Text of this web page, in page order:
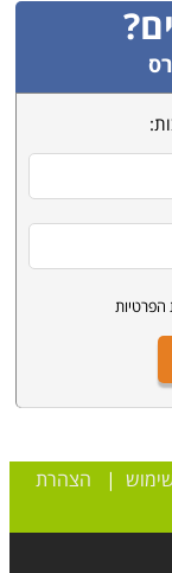
יכולים
עושים בחיי
כושר,
עשו
מתפרנסים
ואם
לבצע אקזיט.
מדובר
שחברות
כך יש צורך
למקומות אלה.
הפרטיות
| הצהרת